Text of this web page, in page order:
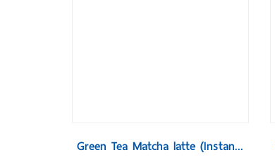
รายละเอียดเพิ่มเติม
Green Tea Matcha latte (Instan...